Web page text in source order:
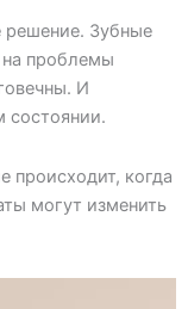
решение. Зубные
проблемы
И
состоянии.
происходит, когда
могут изменить